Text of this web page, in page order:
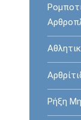
Ρήξη